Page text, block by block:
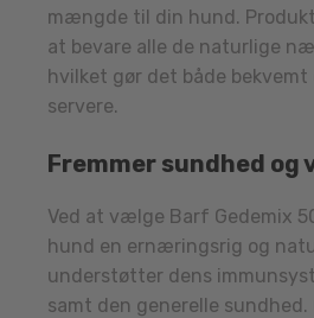
mængde til din hund.
at bevare alle de naturlige
hvilket gør det både
servere.
Fremmer sundhed og
Ved at vælge Barf Gedemix
hund en ernæringsrig og
understøtter dens
samt den generelle sundhed.